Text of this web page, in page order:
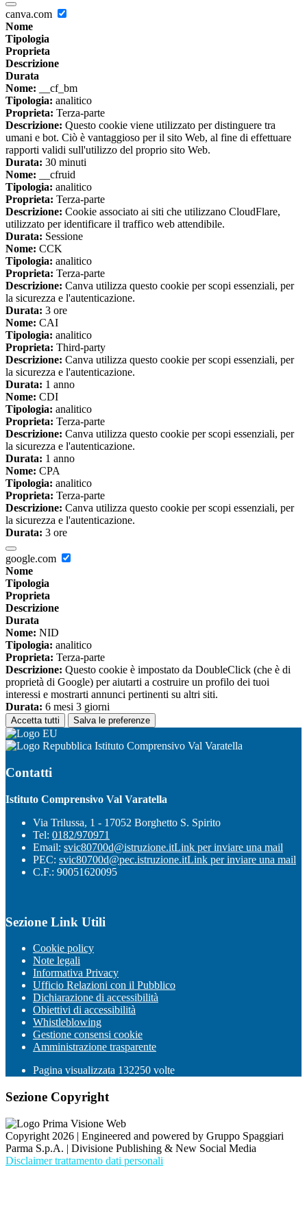
canva.com
Nome
Tipologia
Proprieta
Descrizione
Durata
Nome: __cf_bm
Tipologia: analitico
Proprieta: Terza-parte
Descrizione: Questo cookie viene utilizzato per distinguere tra
umani e bot. Ciò è vantaggioso per il sito Web, al fine di effettuare
rapporti validi sull'utilizzo del proprio sito Web.
Durata: 30 minuti
Nome: __cfruid
Tipologia: analitico
Proprieta: Terza-parte
Descrizione: Cookie associato ai siti che utilizzano CloudFlare,
utilizzato per identificare il traffico web attendibile.
Durata: Sessione
Nome: CCK
Tipologia: analitico
Proprieta: Terza-parte
Descrizione: Canva utilizza questo cookie per scopi essenziali, per
la sicurezza e l'autenticazione.
Durata: 3 ore
Nome: CAI
Tipologia: analitico
Proprieta: Third-party
Descrizione: Canva utilizza questo cookie per scopi essenziali, per
la sicurezza e l'autenticazione.
Durata: 1 anno
Nome: CDI
Tipologia: analitico
Proprieta: Terza-parte
Descrizione: Canva utilizza questo cookie per scopi essenziali, per
la sicurezza e l'autenticazione.
Durata: 1 anno
Nome: CPA
Tipologia: analitico
Proprieta: Terza-parte
Descrizione: Canva utilizza questo cookie per scopi essenziali, per
la sicurezza e l'autenticazione.
Durata: 3 ore
google.com
Nome
Tipologia
Proprieta
Descrizione
Durata
Nome: NID
Tipologia: analitico
Proprieta: Terza-parte
Descrizione: Questo cookie è impostato da DoubleClick (che è di
proprietà di Google) per aiutarti a costruire un profilo dei tuoi
interessi e mostrarti annunci pertinenti su altri siti.
Durata: 6 mesi 3 giorni
Accetta tutti Salva le preferenze
Istituto Comprensivo Val Varatella
Contatti
Istituto Comprensivo Val Varatella
Via Trilussa, 1 - 17052 Borghetto S. Spirito
Tel: 0182/970971
Email: svic80700d@istruzione.itLink per inviare una mail
PEC: svic80700d@pec.istruzione.itLink per inviare una mail
C.F.: 90051620095
Sezione Link Utili
Cookie policy
Note legali
Informativa Privacy
Ufficio Relazioni con il Pubblico
Dichiarazione di accessibilità
Obiettivi di accessibilità
Whistleblowing
Gestione consensi cookie
Amministrazione trasparente
Pagina visualizzata 132250 volte
Sezione Copyright
Copyright 2026 | Engineered and powered by Gruppo Spaggiari
Parma S.p.A. | Divisione Publishing & New Social Media
Disclaimer trattamento dati personali